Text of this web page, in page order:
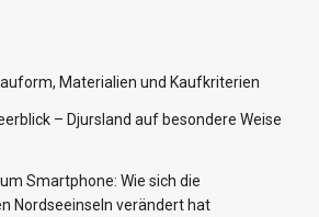
Materialien und Kaufkriterien
– Djursland auf besondere Weise
Smartphone: Wie sich die
Nordseeinseln verändert hat